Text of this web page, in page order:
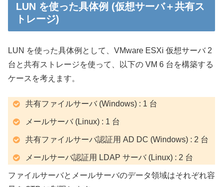
LUN を使った具体例 (仮想サーバ＋共有ス
トレージ)
LUN を使った具体例として、VMware ESXi 仮想サーバ 2
台と共有ストレージを使って、以下の VM 6 台を構築する
ケースを考えます。
共有ファイルサーバ (Windows) : 1 台
メールサーバ (Linux) : 1 台
共有ファイルサーバ認証用 AD DC (Windows) : 2 台
メールサーバ認証用 LDAP サーバ (Linux) : 2 台
ファイルサーバとメールサーバのデータ領域はそれぞれ容